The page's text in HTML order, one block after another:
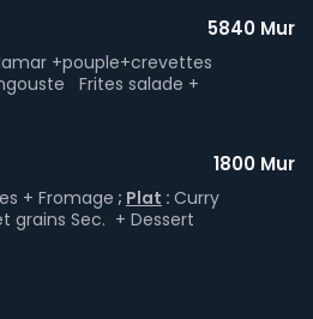
5840 Mur
+pouple+crevettes
Frites salade +
1800 Mur
+ Fromage; Plat : Curry
grains Sec. + Dessert